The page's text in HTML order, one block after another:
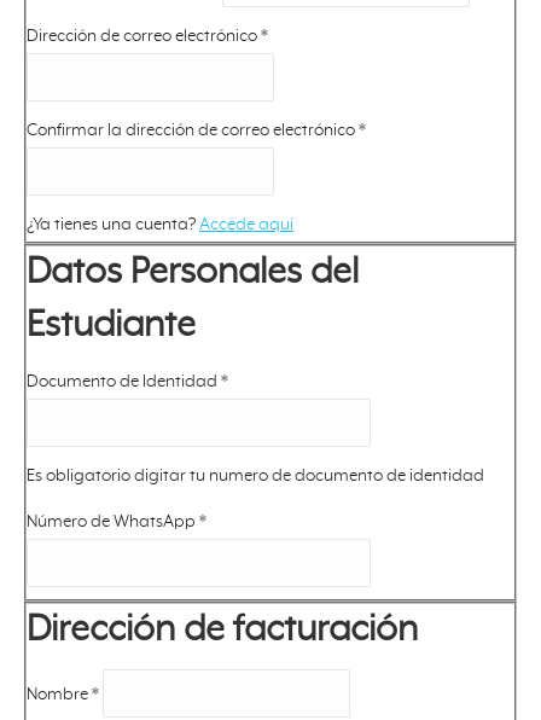
Dirección de correo electrónico*
Confirmar la dirección de correo electrónico*
¿Ya tienes una cuenta?Accede aquí
Datos Personales del
Estudiante
Documento de Identidad *
Es obligatorio digitar tu numero de documento de identidad
Número de WhatsApp *
Dirección de facturación
Nombre*